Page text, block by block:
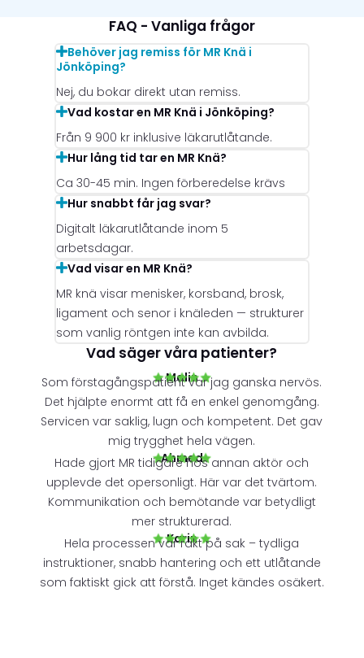
FAQ - Vanliga frågor
Behöver jag remiss för MR Knä i
Jönköping?
Nej, du bokar direkt utan remiss.
Vad kostar en MR Knä i Jönköping?
Från 9 900 kr inklusive läkarutlåtande.
Hur lång tid tar en MR Knä?
Ca 30-45 min. Ingen förberedelse krävs
Hur snabbt får jag svar?
Digitalt läkarutlåtande inom 5
arbetsdagar.
Vad visar en MR Knä?
MR knä visar menisker, korsband, brosk,
ligament och senor i knäleden — strukturer
som vanlig röntgen inte kan avbilda.
Vad säger våra patienter?
Malin
Som förstagångspatient var jag ganska nervös.
Det hjälpte enormt att få en enkel genomgång.
Servicen var saklig, lugn och kompetent. Det gav
mig trygghet hela vägen.
Ahmed
Hade gjort MR tidigare hos annan aktör och
upplevde det opersonligt. Här var det tvärtom.
Kommunikation och bemötande var betydligt
mer strukturerad.
Karin
Hela processen var rakt på sak – tydliga
instruktioner, snabb hantering och ett utlåtande
som faktiskt gick att förstå. Inget kändes osäkert.